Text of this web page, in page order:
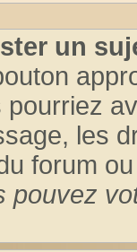
un
pourriez
les
forum
pouvez